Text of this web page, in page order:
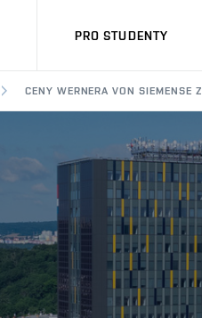
PRO STUDENTY
CENY WERNERA VON SIEMENSE